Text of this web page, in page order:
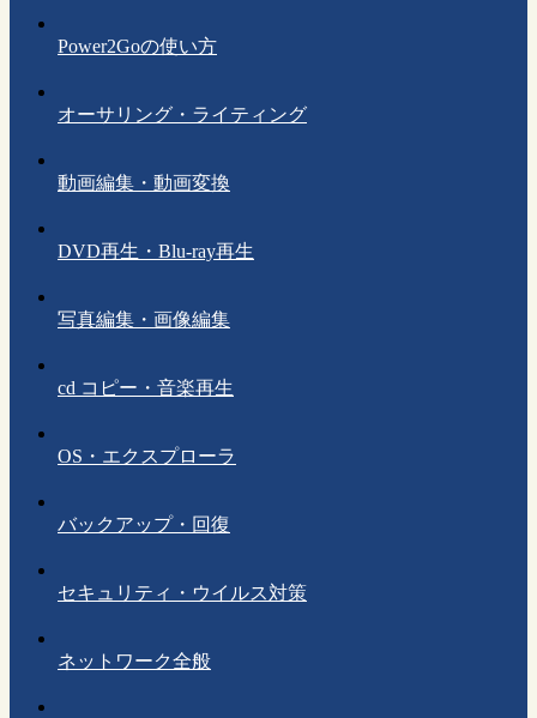
Power2Goの使い方
オーサリング・ライティング
動画編集・動画変換
DVD再生・Blu-ray再生
写真編集・画像編集
cd コピー・音楽再生
OS・エクスプローラ
バックアップ・回復
セキュリティ・ウイルス対策
ネットワーク全般